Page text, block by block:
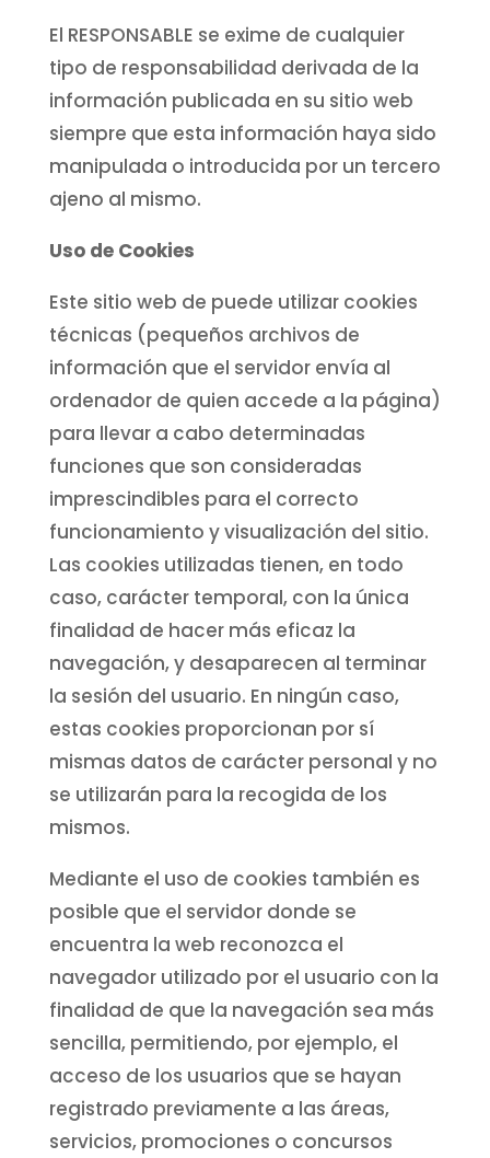
El RESPONSABLE se exime de cualquier
tipo de responsabilidad derivada de la
información publicada en su sitio web
siempre que esta información haya sido
manipulada o introducida por un tercero
ajeno al mismo.
Uso de Cookies
Este sitio web de puede utilizar cookies
técnicas (pequeños archivos de
información que el servidor envía al
ordenador de quien accede a la página)
para llevar a cabo determinadas
funciones que son consideradas
imprescindibles para el correcto
funcionamiento y visualización del sitio.
Las cookies utilizadas tienen, en todo
caso, carácter temporal, con la única
finalidad de hacer más eficaz la
navegación, y desaparecen al terminar
la sesión del usuario. En ningún caso,
estas cookies proporcionan por sí
mismas datos de carácter personal y no
se utilizarán para la recogida de los
mismos.
Mediante el uso de cookies también es
posible que el servidor donde se
encuentra la web reconozca el
navegador utilizado por el usuario con la
finalidad de que la navegación sea más
sencilla, permitiendo, por ejemplo, el
acceso de los usuarios que se hayan
registrado previamente a las áreas,
servicios, promociones o concursos